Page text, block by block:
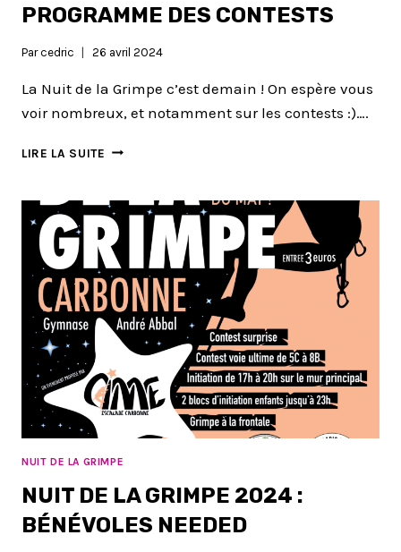
PROGRAMME DES CONTESTS
Par cedric 26 avril 2024
La Nuit de la Grimpe c’est demain ! On espère vous
voir nombreux, et notamment sur les contests :)….
LIRE LA SUITE NUIT
GRIMPE
LE
PROGRAMME
DES
CONTESTS
NUIT DE LA GRIMPE
NUIT DE LA GRIMPE 2024 :
BÉNÉVOLES NEEDED